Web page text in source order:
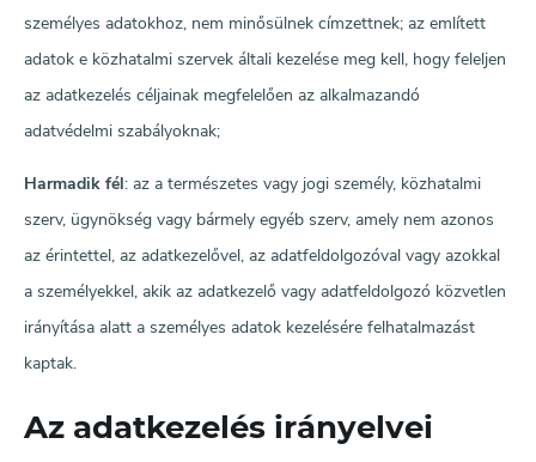
személyes adatokhoz, nem minősülnek címzettnek; az említett
adatok e közhatalmi szervek általi kezelése meg kell, hogy feleljen
az adatkezelés céljainak megfelelően az alkalmazandó
adatvédelmi szabályoknak;
Harmadik fél: az a természetes vagy jogi személy, közhatalmi
szerv, ügynökség vagy bármely egyéb szerv, amely nem azonos
az érintettel, az adatkezelővel, az adatfeldolgozóval vagy azokkal
a személyekkel, akik az adatkezelő vagy adatfeldolgozó közvetlen
irányítása alatt a személyes adatok kezelésére felhatalmazást
kaptak.
Az adatkezelés irányelvei